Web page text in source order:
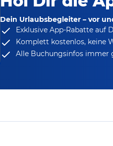
Dein Urlaubsbegleiter – vor
Exklusive App-Rabatteauf
Komplett kostenlos, keine
Alle Buchungsinfos immer